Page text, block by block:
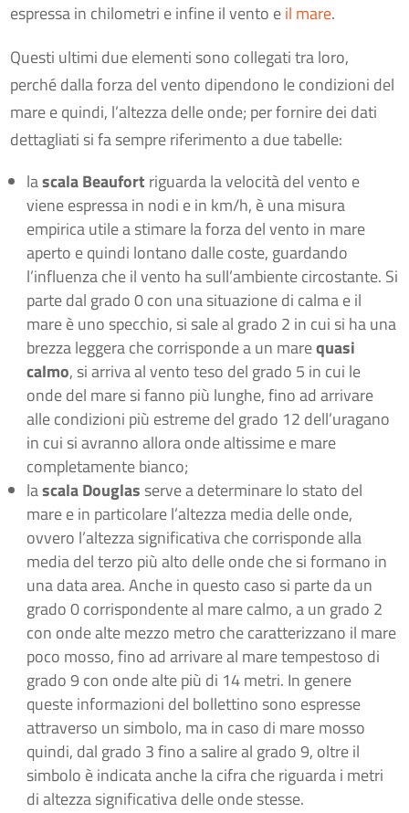
espressa in chilometri e infine il vento eil mare.
Questi ultimi due elementi sono collegati tra loro,
perché dalla forza del vento dipendono le condizioni del
mare e quindi, l’altezza delle onde; per fornire dei dati
dettagliati si fa sempre riferimento a due tabelle:
lascala Beaufort riguarda la velocità del vento e
viene espressa in nodi e in km/h, è una misura
empirica utile a stimare la forza del vento in mare
aperto e quindi lontano dalle coste, guardando
l’influenza che il vento ha sull’ambiente circostante. Si
parte dal grado 0 con una situazione di calma e il
mare è uno specchio, si sale al grado 2 in cui si ha una
brezza leggera che corrisponde a un marequasi
calmo, si arriva al vento teso del grado 5 in cui le
onde del mare si fanno più lunghe, fino ad arrivare
alle condizioni più estreme del grado 12 dell’uragano
in cui si avranno allora onde altissime e mare
completamente bianco;
lascala Douglas serve a determinare lo stato del
mare e in particolare l’altezza media delle onde,
ovvero l’altezza significativa che corrisponde alla
media del terzo più alto delle onde che si formano in
una data area. Anche in questo caso si parte da un
grado 0 corrispondente al mare calmo, a un grado 2
con onde alte mezzo metro che caratterizzano il mare
poco mosso, fino ad arrivare al mare tempestoso di
grado 9 con onde alte più di 14 metri. In genere
queste informazioni del bollettino sono espresse
attraverso un simbolo, ma in caso di mare mosso
quindi, dal grado 3 fino a salire al grado 9, oltre il
simbolo è indicata anche la cifra che riguarda i metri
di altezza significativa delle onde stesse.